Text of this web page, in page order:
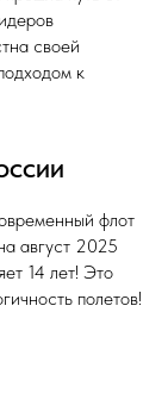
своей
к
флот
август 2025
14 лет! Это
полетов!